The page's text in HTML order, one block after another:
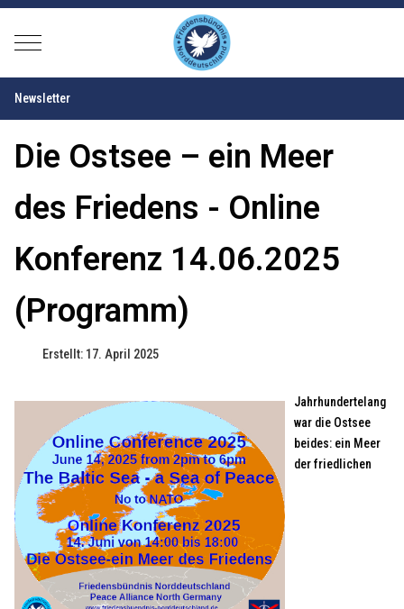
Mobile Menu Toggle
Newsletter
Die Ostsee – ein Meer
des Friedens - Online
Konferenz 14.06.2025
(Programm)
Erstellt: 17. April 2025
Jahrhundertelang
war die Ostsee
beides: ein Meer
der friedlichen